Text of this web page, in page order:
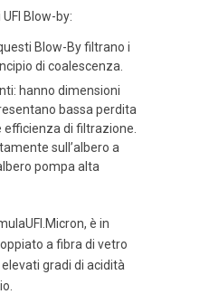
Blow-by:
Blow-By filtrano i
di coalescenza.
hanno dimensioni
bassa perdita
efficienza di filtrazione.
sull’albero a
pompa alta
è in
a fibra di vetro
gradi di acidità